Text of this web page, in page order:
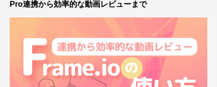
Pro連携から効率的な動画レビューまで